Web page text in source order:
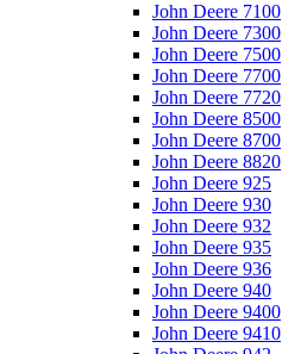
John Deere 7100
John Deere 7300
John Deere 7500
John Deere 7700
John Deere 7720
John Deere 8500
John Deere 8700
John Deere 8820
John Deere 925
John Deere 930
John Deere 932
John Deere 935
John Deere 936
John Deere 940
John Deere 9400
John Deere 9410